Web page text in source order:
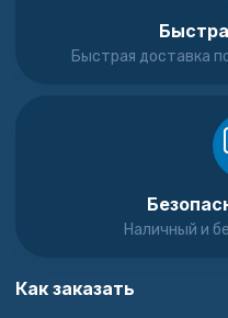
Быстрая доставка
Наличный и
Как заказать